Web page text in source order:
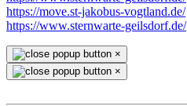
https://move.st-jakobus-vogtland.de/
https://www.sternwarte-geilsdorf.de/
×
×